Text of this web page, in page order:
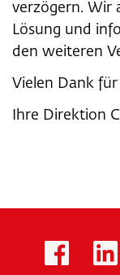
verzögern. Wir
Lösung und
den weiteren
Vielen Dank
Ihre Direktion